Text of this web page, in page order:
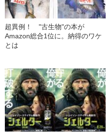
超異例！ "古生物"の本が
Amazon総合1位に。納得のワケ
とは